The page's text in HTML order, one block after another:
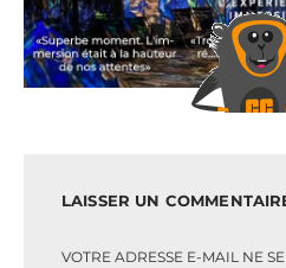
LAISSER UN
VOTRE ADRESSE E-MAIL NE